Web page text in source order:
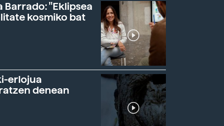
Barrado: "Eklipsea
kosmiko bat
erlojua
denean